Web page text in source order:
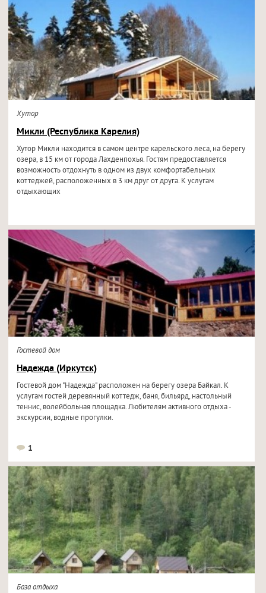
Хутор
Микли (Республика Карелия)
Хутор Микли находится в самом центре карельского леса, на берегу
озера, в 15 км от города Лахденпохья. Гостям предоставляется
возможность отдохнуть в одном из двух комфортабельных
коттеджей, расположенных в 3 км друг от друга. К услугам
отдыхающих
Гостевой дом
Надежда (Иркутск)
Гостевой дом "Надежда" расположен на берегу озера Байкал. К
услугам гостей деревянный коттедж, баня, бильярд, настольный
теннис, волейбольная площадка. Любителям активного отдыха -
экскурсии, водные прогулки.
1
База отдыха